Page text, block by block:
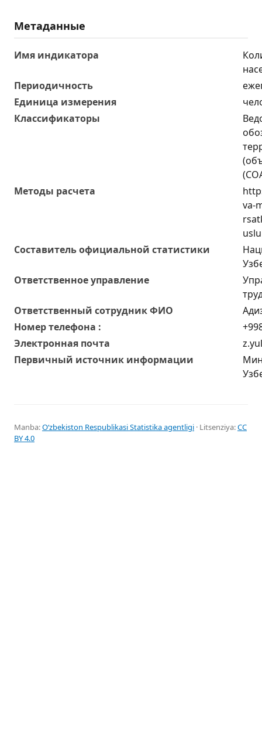
Метаданные
Имя индикатора
Периодичность
Единица измерения
Классификаторы
Методы расчета
va-
Составитель официальной статистики
Ответственное управление
Oтветственный сотрудник ФИО
Номер телефона :
Электронная почта
Первичный источник информации
Manba:Oʻzbekiston Respublikasi Statistika agentligi · Litsenziya:CC
BY 4.0